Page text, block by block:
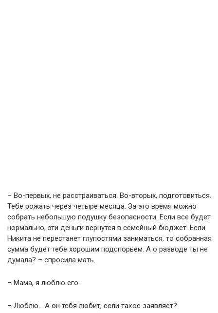
– Во-первых, не расстраиваться. Во-вторых, подготовиться.
Тебе рожать через четыре месяца. За это время можно
собрать небольшую подушку безопасности. Если все будет
нормально, эти деньги вернутся в семейный бюджет. Если
Никита не перестанет глупостями заниматься, то собранная
сумма будет тебе хорошим подспорьем. А о разводе ты не
думала? – спросила мать.
– Мама, я люблю его.
– Люблю… А он тебя любит, если такое заявляет?